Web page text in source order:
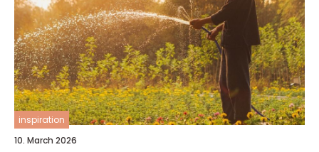
inspiration
10. March 2026